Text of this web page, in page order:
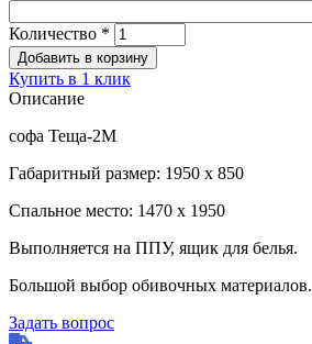
Количество *
Купить в 1 клик
Описание
софа Теща-2М
Габаритный размер: 1950 х 850
Спальное место: 1470 х 1950
Выполняется на ППУ, ящик для белья.
Большой выбор обивочных материалов.
Задать вопрос